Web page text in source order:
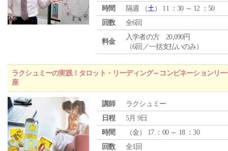
時間
隔週 （土） 11 ：30 ～ 12 ：50
回数
全6回
料金
入学者の方 20,090円
（6回／一括支払いのみ）
ラクシュミーの実践！タロット・リーディング～コンビネーションリ
座
講師
ラクシュミー
日程
5月 9日
時間
（金） 17 ：00 ～ 18 ：30
回数
全1回